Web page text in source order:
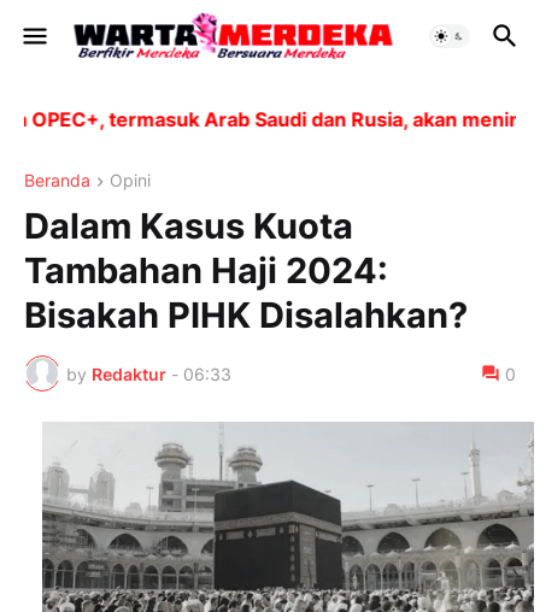
termasuk Arab Saudi dan Rusia, akan
Beranda Opini
Dalam Kasus Kuota
Tambahan Haji 2024:
Bisakah PIHK Disalahkan?
by Redaktur - 06:33 0